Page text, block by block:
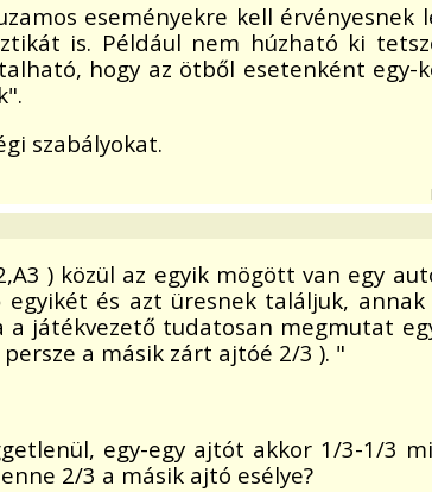
eseményekre kell érvényesnek
is. Például nem húzható ki
hogy az ötből esetenként
szabályokat.
) közül az egyik mögött van egy
és azt üresnek találjuk, annak
a játékvezető tudatosan megmutat
a másik zárt ajtóé 2/3 ). "
egy-egy ajtót akkor 1/3-1/3
2/3 a másik ajtó esélye?